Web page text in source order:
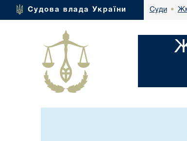
Судова влада України Суди •